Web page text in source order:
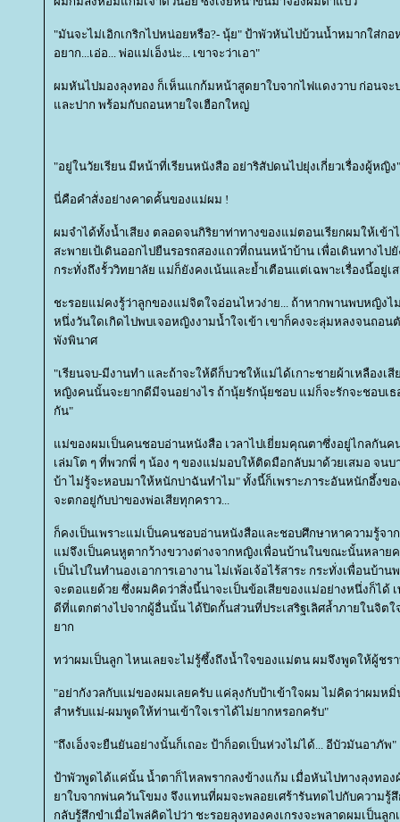
"มันจะไม่เอิกเกริกไปหน่อยหรือ?- นุ้ย" ป้าพัวหันไปบ้วนน้ำหมากใส่ก
อยาก...เอ่อ... พ่อแม่เอ็งน่ะ... เขาจะว่าเอา"
ผมหันไปมองลุงทอง ก็เห็นแกก้มหน้าสูดยาใบจากไฟแดงวาบ ก่อนจ
ละปาก พร้อมกับถอนหายใจเฮือกใหญ่
"อยู่ในวัยเรียน มีหน้าที่เรียนหนังสือ อย่าริสัปดนไปยุ่งเกี่ยวเรื่องผู้หญิง"
นี่คือคำสั่งอย่างคาดคั้นของแม่ผม !
ผมจำได้ทั้งน้ำเสียง ตลอดจนกิริยาท่าทางของแม่ตอนเรียกผมให้เข้าไ
สะพายเป้เดินออกไปยืนรอรถสองแถวที่ถนนหน้าบ้าน เพื่อเดินทางไ
กระทั่งถึงรั้ววิทยาลัย แม่ก็ยังคงเน้นและย้ำเตือนแต่เฉพาะเรื่องนี้อยู่เ
ชะรอยแม่คงรู้ว่าลูกของแม่จิตใจอ่อนไหวง่าย... ถ้าหากพานพบหญิง
หนึ่งวันใดเกิดไปพบเจอหญิงงามน้ำใจเข้า เขาก็คงจะลุ่มหลงจนถอน
พังพินาศ
"เรียนจบ-มีงานทำ และถ้าจะให้ดีก็บวชให้แม่ได้เกาะชายผ้าเหลืองเ
หญิงคนนั้นจะยากดีมีจนอย่างไร ถ้านุ้ยรักนุ้ยชอบ แม่ก็จะรักจะชอบเ
กัน"
ม่ของผมเป็นคนชอบอ่านหนังสือ เวลาไปเยี่ยมคุณตาซึ่งอยู่ไกลกันค
เล่มโต ๆ ที่พวกพี่ ๆ น้อง ๆ ของแม่มอบให้ติดมือกลับมาด้วยเสมอ จน
บ้า ไม่รู้จะหอบมาให้หนักบ่าฉันทำไม" ทั้งนี้ก็เพราะภาระอันหนักอึ้งข
จะตกอยู่กับบ่าของพ่อเสียทุกคราว...
ก็คงเป็นเพราะแม่เป็นคนชอบอ่านหนังสือและชอบศึกษาหาความรู้จาก
ม่จึงเป็นคนหูตากว้างขวางต่างจากหญิงเพื่อนบ้านในขณะนั้นหลายค
เป็นไปในทำนองเอาการเอางาน ไม่เพ้อเจ้อไร้สาระ กระทั่งเพื่อนบ้า
จะตอแยด้วย ซึ่งผมคิดว่าสิ่งนี้น่าจะเป็นข้อเสียของแม่อย่างหนึ่งก็ได้
ดีที่แตกต่างไปจากผู้อื่นนั้น ได้ปิดกั้นส่วนที่ประเสริฐเลิศล้ำภายในจิต
าก
ทว่าผมเป็นลูก ไหนเลยจะไม่รู้ซึ้งถึงน้ำใจของแม่ตน ผมจึงพูดให้ผู้ชร
"อย่ากังวลกับแม่ของผมเลยครับ แค่ลุงกับป้าเข้าใจผม ไม่คิดว่าผมห
สำหรับแม่-ผมพูดให้ท่านเข้าใจเราได้ไม่ยากหรอกครับ"
"ถึงเอ็งจะยืนยันอย่างนั้นก็เถอะ ป้าก็อดเป็นห่วงไม่ได้... อีบัวมันอาภัพ"
ป้าพัวพูดได้แค่นั้น น้ำตาก็ไหลพรากลงข้างแก้ม เมื่อหันไปทางลุงทอง
าใบจากพ่นควันโขมง จึงแทนที่ผมจะพลอยเศร้ารันทดไปกับความรู้
กลับรู้สึกขำเมื่อไพล่คิดไปว่า ชะรอยลุงทองคงเกรงจะพลาดผมเป็นลูก